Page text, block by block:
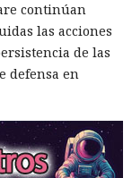
continúan
las acciones
de las
defensa en